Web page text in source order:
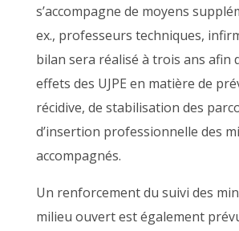
s’accompagne de moyens
ex., professeurs techniques,
bilan sera réalisé à trois ans afin
effets des UJPE en matière de
récidive, de stabilisation des
d’insertion professionnelle des
accompagnés.
Un renforcement du suivi des
milieu ouvert est également